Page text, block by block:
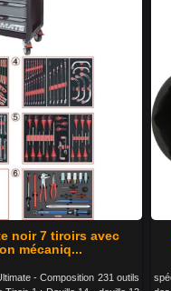
noir 7 tiroirs avec
mécaniq...
- Composition 231 outils